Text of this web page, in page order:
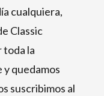
cualquiera,
Classic
toda la
quedamos
suscribimos al